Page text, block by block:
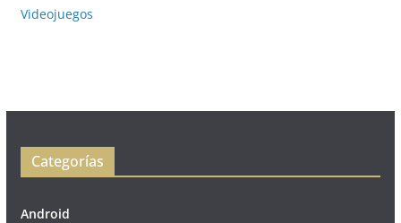
Videojuegos
Categorías
Android